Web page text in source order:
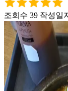
조회수 39 작성일